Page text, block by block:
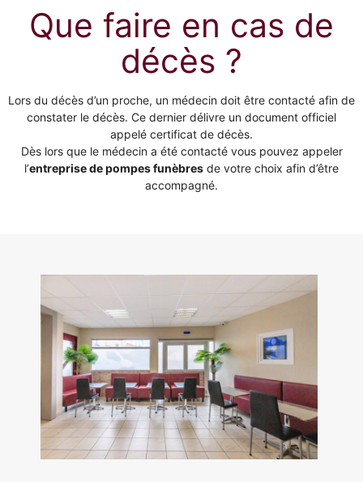
Que faire en cas de
décès ?
Lors du décès d’un proche, un médecin doit être contacté afin de
constater le décès. Ce dernier délivre un document officiel
appelé certificat de décès.
Dès lors que le médecin a été contacté vous pouvez appeler
l’entreprise de pompes funèbres de votre choix afin d’être
accompagné.